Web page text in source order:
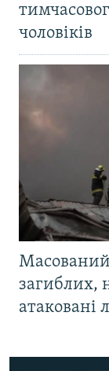
чоловіків
Масований
загиблих,
атаковані